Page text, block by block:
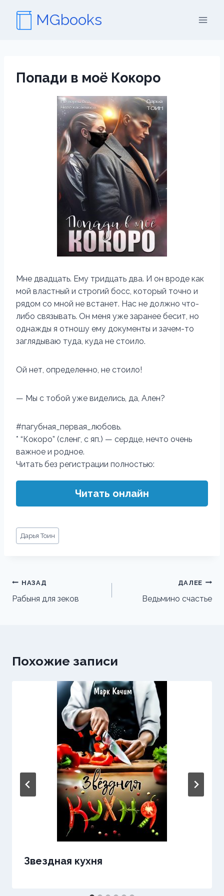
содержимому
MGbooks
Попади в моё Кокоро
Мне двадцать. Ему тридцать два. И он вроде как
мой властный и строгий босс, который точно и
рядом со мной не встанет. Нас не должно что-
либо связывать. Он меня уже заранее бесит, но
однажды я отношу ему документы и зачем-то
заглядываю туда, куда не стоило.
Ой нет, определенно, не стоило!
— Мы с тобой уже виделись, да, Ален?
#пагубная_первая_любовь.
* “Кокоро” (сленг, с яп.) — сердце, нечто очень
важное и родное.
Читать без регистрации полностью:
Читать онлайн
Метки
записи:
Дарья Тоин
Навигация
по
НАЗАД
Рабыня для зеков
ДАЛЕЕ
Ведьмино счастье
Похожие записи
Звездная кухня